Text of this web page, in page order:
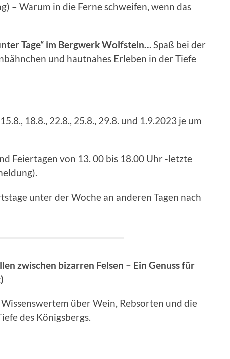
– Warum in die Ferne schweifen, wenn das
Tage“ im Bergwerk Wolfstein…Spaß bei der
und hautnahes Erleben in der Tiefe
18.8., 22.8., 25.8., 29.8. und 1.9.2023 je um
Feiertagen von 13. 00 bis 18.00 Uhr -letzte
unter der Woche an anderen Tagen nach
zwischen bizarren Felsen – Ein Genuss für
Wissenswertem über Wein, Rebsorten und die
des Königsbergs.